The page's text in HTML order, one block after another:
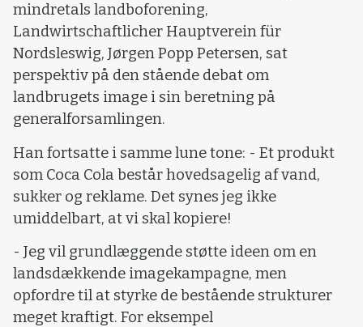
mindretals landboforening,
Landwirtschaftlicher Hauptverein für
Nordsleswig, Jørgen Popp Petersen, sat
perspektiv på den stående debat om
landbrugets image i sin beretning på
generalforsamlingen.
Han fortsatte i samme lune tone: - Et produkt
som Coca Cola består hovedsagelig af vand,
sukker og reklame. Det synes jeg ikke
umiddelbart, at vi skal kopiere!
- Jeg vil grundlæggende støtte ideen om en
landsdækkende imagekampagne, men
opfordre til at styrke de bestående strukturer
meget kraftigt. For eksempel